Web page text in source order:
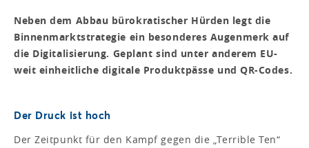
Neben dem Abbau bürokratischer Hürden legt die
Binnenmarktstrategie ein besonderes Augenmerk auf
die Digitalisierung. Geplant sind unter anderem EU-
weit einheitliche digitale Produktpässe und QR-Codes.
Der Druck ist hoch
Der Zeitpunkt für den Kampf gegen die „Terrible Ten“